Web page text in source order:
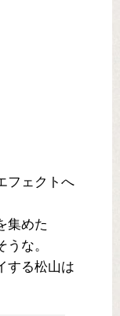
フェクトへ
集めた
な。
する松山は